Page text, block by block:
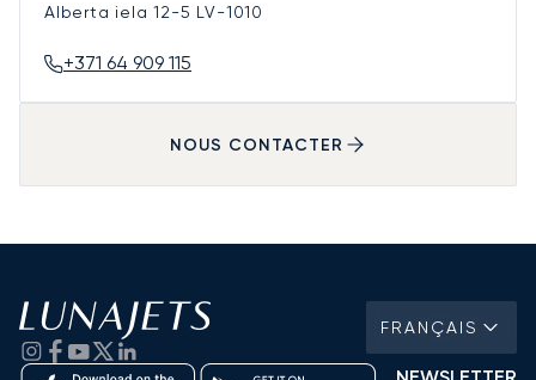
Alberta iela 12-5 LV-1010
+371 64 909 115
NOUS CONTACTER
FRANÇAIS